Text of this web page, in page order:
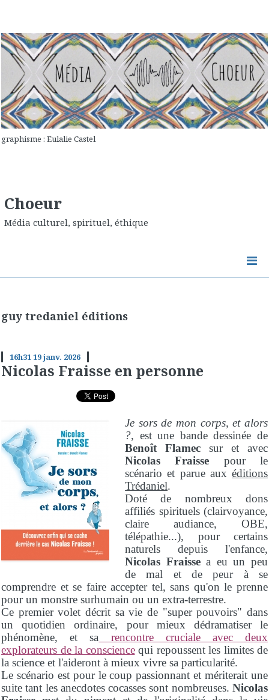
graphisme : Eulalie Castel
Choeur
Média culturel, spirituel, éthique
guy tredaniel éditions
16h3119janv. 2026
Nicolas Fraisse en personne
Je sors de mon corps, et alors
?, est une bande dessinée de
Benoît Flamec sur et avec
Nicolas Fraisse pour le
scénario et parue aux éditions
Trédaniel.
Doté de nombreux dons
affiliés spirituels (clairvoyance,
claire audiance, OBE,
télépathie...), pour certains
naturels depuis l'enfance,
Nicolas Fraissea eu un peu
de mal et de peur à se
comprendre et se faire accepter tel, sans qu'on le prenne
pour un monstre surhumain ou un extra-terrestre.
Ce premier volet décrit sa vie de "super pouvoirs" dans
un quotidien ordinaire, pour mieux dédramatiser le
phénomène, et sa rencontre cruciale avec deux
explorateurs de la consciencequi repoussent les limites de
la science et l'aideront à mieux vivre sa particularité.
Le scénario est pour le coup passionnant et mériterait une
suite tant les anecdotes cocasses sont nombreuses. Nicolas